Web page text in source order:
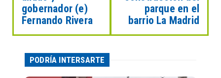
gobernador (e)
Fernando Rivera
parque en el
barrio La Madrid
PODRÍA INTERSARTE